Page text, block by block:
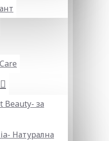
Beauty- за
Натурална